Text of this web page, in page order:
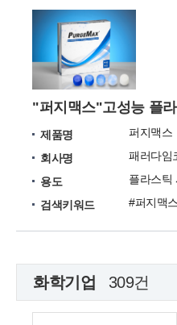
"퍼지맥스"고성능 플
제품명
퍼지맥스
회사명
패러다임
용도
검색키워드
화학기업 309건